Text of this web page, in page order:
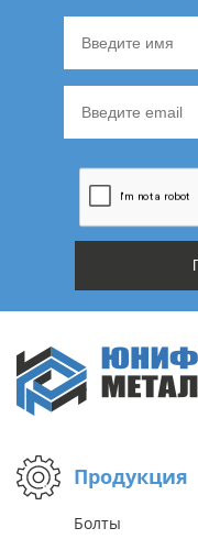
Продукция
Болты